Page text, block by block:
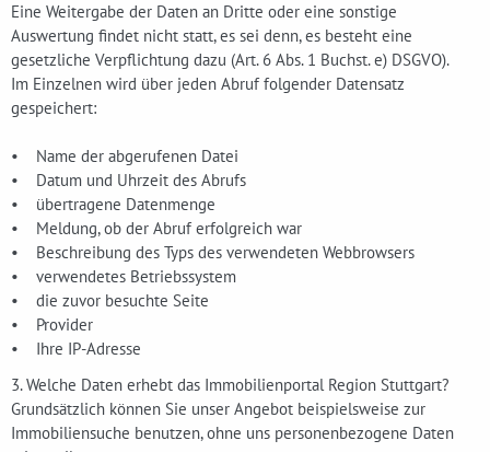
Eine Weitergabe der Daten an Dritte oder eine sonstige
Auswertung findet nicht statt, es sei denn, es besteht eine
gesetzliche Verpflichtung dazu (Art. 6 Abs. 1 Buchst. e) DSGVO).
Im Einzelnen wird über jeden Abruf folgender Datensatz
gespeichert:
• Name der abgerufenen Datei
• Datum und Uhrzeit des Abrufs
• übertragene Datenmenge
• Meldung, ob der Abruf erfolgreich war
• Beschreibung des Typs des verwendeten Webbrowsers
• verwendetes Betriebssystem
• die zuvor besuchte Seite
• Provider
• Ihre IP-Adresse
3. Welche Daten erhebt das Immobilienportal Region Stuttgart?
Grundsätzlich können Sie unser Angebot beispielsweise zur
Immobiliensuche benutzen, ohne uns personenbezogene Daten